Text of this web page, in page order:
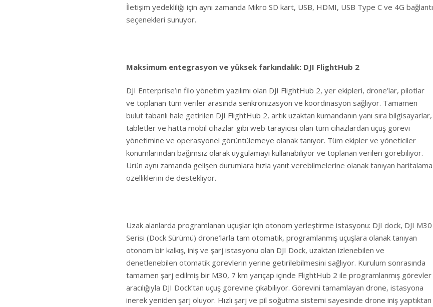
İletişim yedekliliği için aynı zamanda Mikro SD kart, USB, HDMI, USB Type C ve 4G bağlantı
seçenekleri sunuyor.
Maksimum entegrasyon ve yüksek farkındalık: DJI FlightHub 2
DJI Enterprise’ın filo yönetim yazılımı olan DJI FlightHub 2, yer ekipleri, drone’lar, pilotlar
ve toplanan tüm veriler arasında senkronizasyon ve koordinasyon sağlıyor. Tamamen
bulut tabanlı hale getirilen DJI FlightHub 2, artık uzaktan kumandanın yanı sıra bilgisayarlar,
tabletler ve hatta mobil cihazlar gibi web tarayıcısı olan tüm cihazlardan uçuş görevi
yönetimine ve operasyonel görüntülemeye olanak tanıyor. Tüm ekipler ve yöneticiler
konumlarından bağımsız olarak uygulamayı kullanabiliyor ve toplanan verileri görebiliyor.
Ürün aynı zamanda gelişen durumlara hızla yanıt verebilmelerine olanak tanıyan haritalama
özelliklerini de destekliyor.
Uzak alanlarda programlanan uçuşlar için otonom yerleştirme istasyonu: DJI dock, DJI M30
Serisi (Dock Sürümü) drone’larla tam otomatik, programlanmış uçuşlara olanak tanıyan
otonom bir kalkış, iniş ve şarj istasyonu olan DJI Dock, uzaktan izlenebilen ve
denetlenebilen otomatik görevlerin yerine getirilebilmesini sağlıyor. Kurulum sonrasında
tamamen şarj edilmiş bir M30, 7 km yarıçap içinde FlightHub 2 ile programlanmış görevler
aracılığıyla DJI Dock’tan uçuş görevine çıkabiliyor. Görevini tamamlayan drone, istasyona
inerek yeniden şarj oluyor. Hızlı şarj ve pil soğutma sistemi sayesinde drone iniş yaptıktan